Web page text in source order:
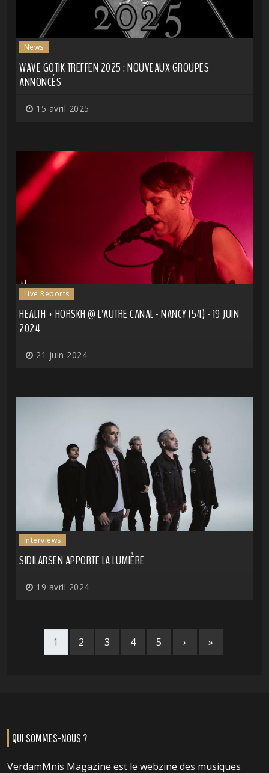
News
WAVE GOTIK TREFFEN 2025 : NOUVEAUX GROUPES
ANNONCÉS
15 avril 2025
Live Reports
HEALTH + HORSKH @ L'AUTRE CANAL - NANCY (54) - 19 JUIN
2024
21 juin 2024
Interviews
SIDILARSEN APPORTE LA LUMIÈRE
19 avril 2024
1 2 3 4 5 › »
QUI SOMMES-NOUS ?
VerdamMnis Magazine est le webzine des musiques